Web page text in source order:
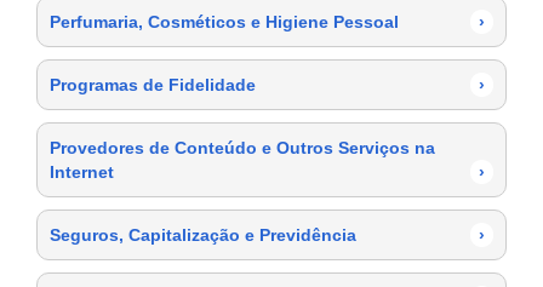
Perfumaria, Cosméticos e Higiene Pessoal ›
Programas de Fidelidade ›
Provedores de Conteúdo e Outros Serviços na
Internet
›
Seguros, Capitalização e Previdência ›